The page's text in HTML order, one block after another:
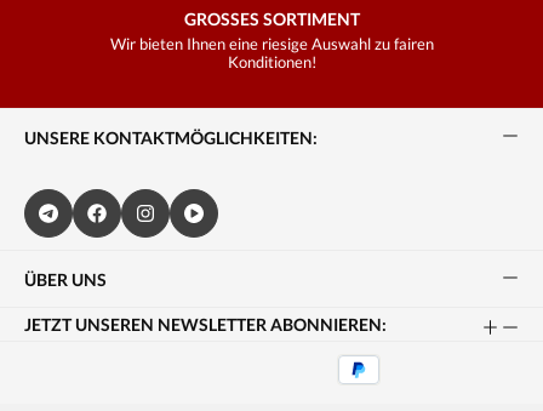
GROSSES SORTIMENT
Wir bieten Ihnen eine riesige Auswahl zu fairen
Konditionen!
UNSERE KONTAKTMÖGLICHKEITEN:
ÜBER UNS
JETZT UNSEREN NEWSLETTER ABONNIEREN: